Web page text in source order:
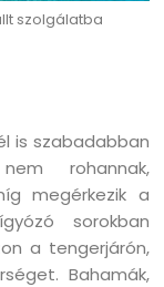
szolgálatba
is szabadabban
rohannak,
megérkezik a
sorokban
a tengerjárón,
Bahamák,